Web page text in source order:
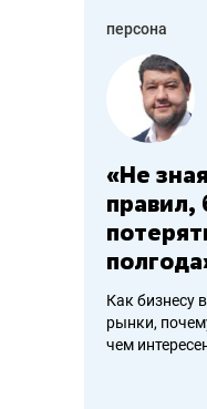
персона
«Не
правил,
Как бизнесу
рынки,
чем